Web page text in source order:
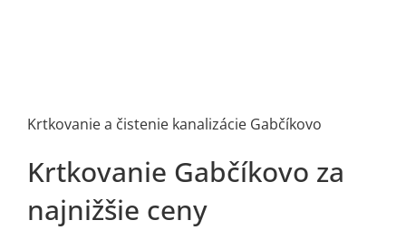
Krtkovanie a čistenie kanalizácie Gabčíkovo
Krtkovanie Gabčíkovo za
najnižšie ceny